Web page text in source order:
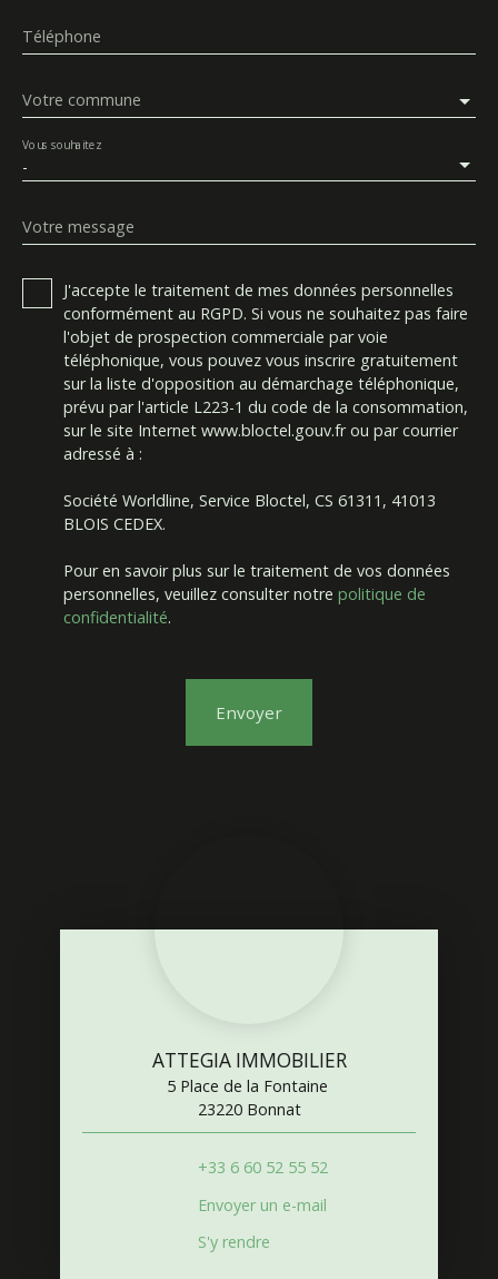
Téléphone
Votre commune
-
Vous souhaitez
Votre message
J'accepte le traitement de mes données personnelles
conformément au RGPD. Si vous ne souhaitez pas faire
l'objet de prospection commerciale par voie
téléphonique, vous pouvez vous inscrire gratuitement
sur la liste d'opposition au démarchage téléphonique,
prévu par l'article L223-1 du code de la consommation,
sur le site Internet www.bloctel.gouv.fr ou par courrier
adressé à :
Société Worldline, Service Bloctel, CS 61311, 41013
BLOIS CEDEX.
Pour en savoir plus sur le traitement de vos données
personnelles, veuillez consulter notre politique de
confidentialité.
Envoyer
ATTEGIA IMMOBILIER
5 Place de la Fontaine
23220 Bonnat
+33 6 60 52 55 52
Envoyer un e-mail
S'y rendre